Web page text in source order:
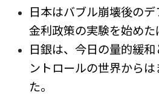
日本はバブル崩壊後の
金利政策の実験を始めた
日銀は、今日の量的緩
ントロールの世界から
た。